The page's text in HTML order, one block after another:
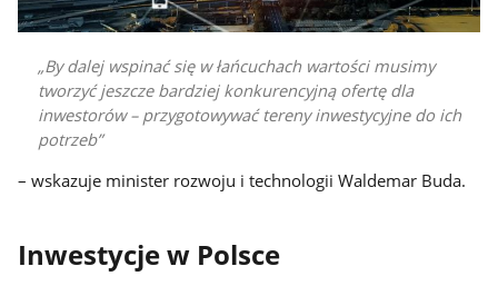
By dalej wspinać się w łańcuchach wartości musimy
tworzyć jeszcze bardziej konkurencyjną ofertę dla
inwestorów – przygotowywać tereny inwestycyjne do ich
potrzeb
– wskazuje minister rozwoju i technologii Waldemar Buda.
Inwestycje w Polsce